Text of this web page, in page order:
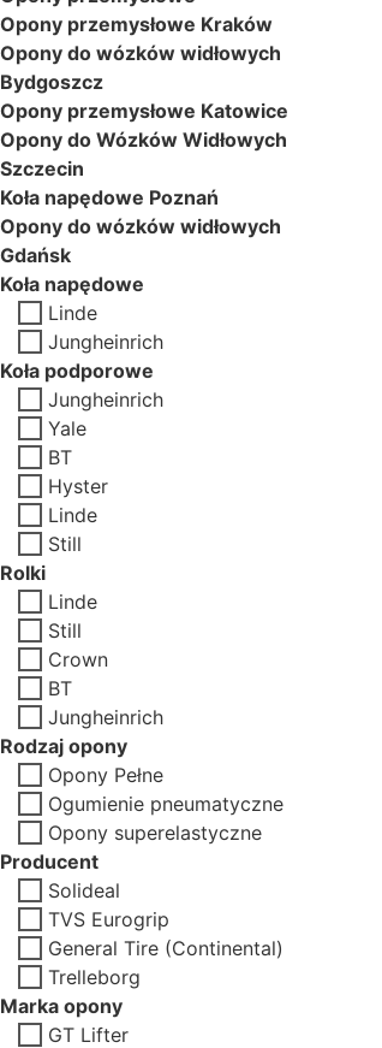
Opony przemysłowe Kraków
Opony do wózków widłowych
Bydgoszcz
Opony przemysłowe Katowice
Opony do Wózków Widłowych
Szczecin
Koła napędowe Poznań
Opony do wózków widłowych
Gdańsk
Koła napędowe
Linde
Jungheinrich
Koła podporowe
Jungheinrich
Yale
BT
Hyster
Linde
Still
Rolki
Linde
Still
Crown
BT
Jungheinrich
Rodzaj opony
Opony Pełne
Ogumienie pneumatyczne
Opony superelastyczne
Producent
Solideal
TVS Eurogrip
General Tire (Continental)
Trelleborg
Marka opony
GT Lifter